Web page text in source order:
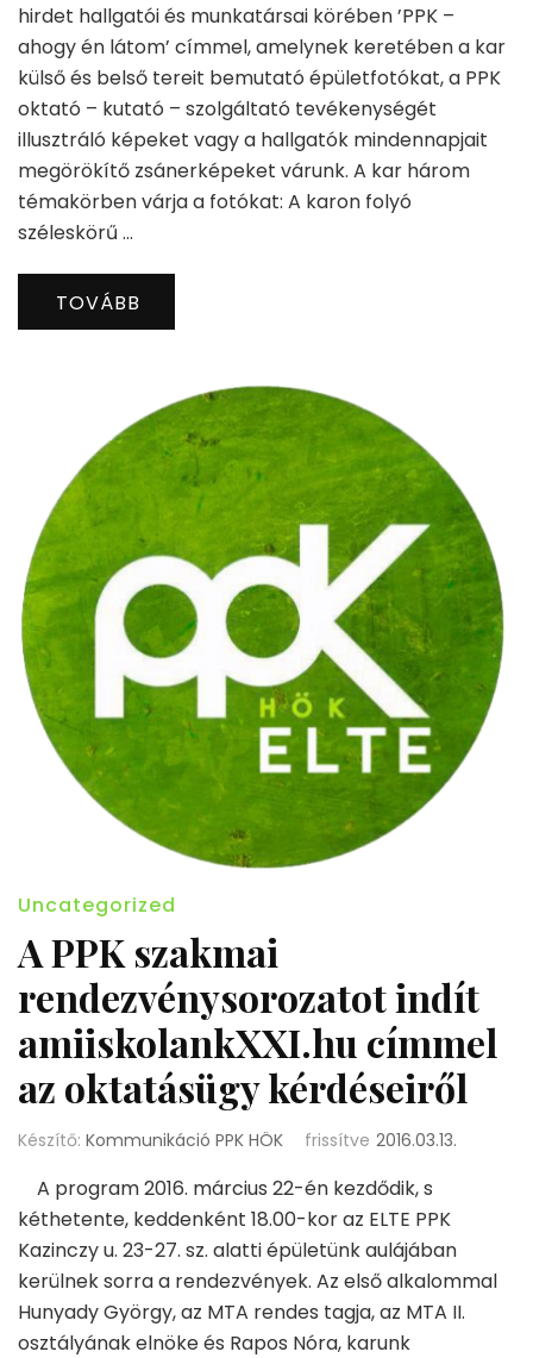
hirdet hallgatói és munkatársai körében ’PPK –
ahogy én látom’ címmel, amelynek keretében a kar
külső és belső tereit bemutató épületfotókat, a PPK
oktató – kutató – szolgáltató tevékenységét
illusztráló képeket vagy a hallgatók mindennapjait
megörökítő zsánerképeket várunk. A kar három
témakörben várja a fotókat: A karon folyó
széleskörű …
TOVÁBB
Uncategorized
A PPK szakmai
rendezvénysorozatot indít
amiiskolankXXI.hu címmel
az oktatásügy kérdéseiről
Készítő: Kommunikáció PPK HÖK frissítve 2016.03.13.
A program 2016. március 22-én kezdődik, s
kéthetente, keddenként 18.00-kor az ELTE PPK
Kazinczy u. 23-27. sz. alatti épületünk aulájában
kerülnek sorra a rendezvények. Az első alkalommal
Hunyady György, az MTA rendes tagja, az MTA II.
osztályának elnöke és Rapos Nóra, karunk